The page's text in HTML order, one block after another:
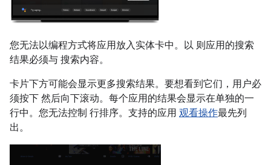
您无法以编程方式将应用放入实体卡中。以 则应用的搜索
结果必须与 搜索内容。
卡片下方可能会显示更多搜索结果。要想看到它们，用户必
须按下 然后向下滚动。每个应用的结果会显示在单独的一
行中。您无法控制 行排序。支持的应用 观看操作最先列
出。